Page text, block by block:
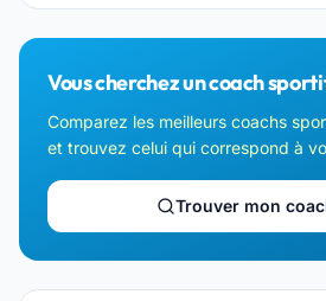
Vous cherchez un coach
Comparez les meilleurs coachs
et trouvez celui qui correspond à
Trouver mon